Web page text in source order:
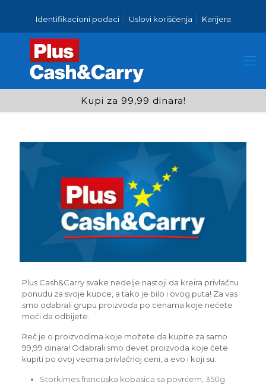
Identifikacioni podaci Uslovi korišćenja Karijera
Kupi za 99,99 dinara!
Plus Cash&Carry svake nedelje nastoji da kreira privlačnu
ponudu za svoje kupce, a tako je bilo i ovog puta! Za vas
smo odabrali grupu proizvoda po cenama koje nećete
moći da odbijete.
Reč je o proizvodima koje možete da kupite za samo
99,99 dinara! Odabrali smo devet proizvoda koje ćete
kupiti po ovoj veoma privlačnoj ceni, a evo i koji su:
Storkimes francuska kobasica sa povrćem, 350g